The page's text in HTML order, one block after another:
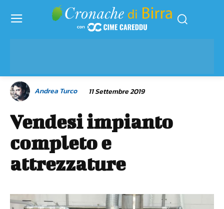
Andrea Turco 11 Settembre 2019
Vendesi impianto
completo e
attrezzature